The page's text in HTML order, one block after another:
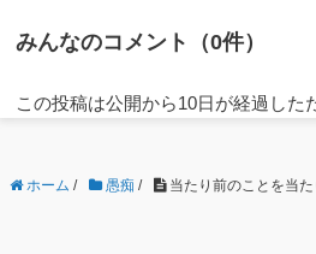
みんなのコメント（0件）
この投稿は公開から10日が経過した
ホーム / 愚痴 / 当たり前のことを当